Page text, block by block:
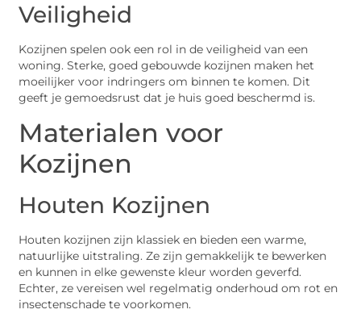
Veiligheid
Kozijnen spelen ook een rol in de veiligheid van een
woning. Sterke, goed gebouwde kozijnen maken het
moeilijker voor indringers om binnen te komen. Dit
geeft je gemoedsrust dat je huis goed beschermd is.
Materialen voor
Kozijnen
Houten Kozijnen
Houten kozijnen zijn klassiek en bieden een warme,
natuurlijke uitstraling. Ze zijn gemakkelijk te bewerken
en kunnen in elke gewenste kleur worden geverfd.
Echter, ze vereisen wel regelmatig onderhoud om rot en
insectenschade te voorkomen.